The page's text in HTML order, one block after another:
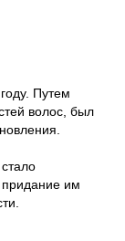
Путем
волос, был
придание им